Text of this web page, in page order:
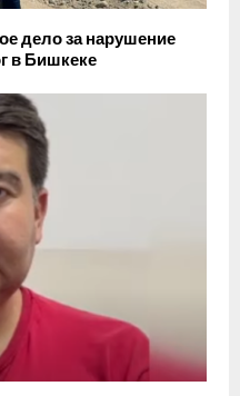
дело за нарушение
в Бишкеке